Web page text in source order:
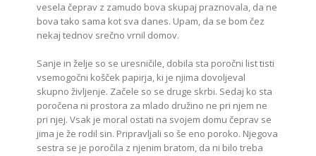
vesela čeprav z zamudo bova skupaj praznovala, da ne
bova tako sama kot sva danes. Upam, da se bom čez
nekaj tednov srečno vrnil domov.
Sanje in želje so se uresničile, dobila sta poročni list tisti
vsemogočni košček papirja, ki je njima dovoljeval
skupno življenje. Začele so se druge skrbi. Sedaj ko sta
poročena ni prostora za mlado družino ne pri njem ne
pri njej. Vsak je moral ostati na svojem domu čeprav se
jima je že rodil sin. Pripravljali so še eno poroko. Njegova
sestra se je poročila z njenim bratom, da ni bilo treba